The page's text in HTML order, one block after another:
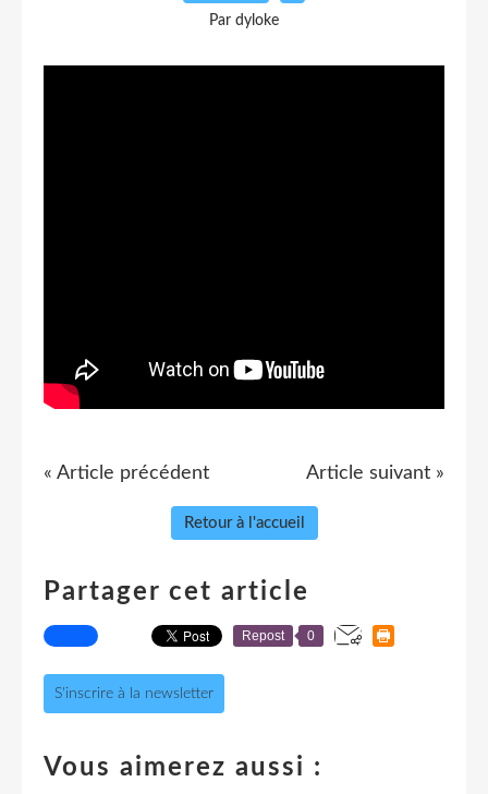
Par dyloke
« Article précédent Article suivant »
Retour à l'accueil
Partager cet article
Repost 0
S'inscrire à la newsletter
Vous aimerez aussi :